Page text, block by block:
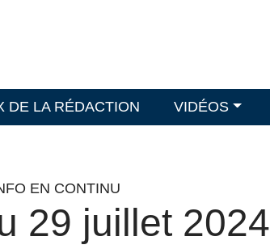
DE LA RÉDACTION VIDÉOS
EN CONTINU
29 juillet 2024